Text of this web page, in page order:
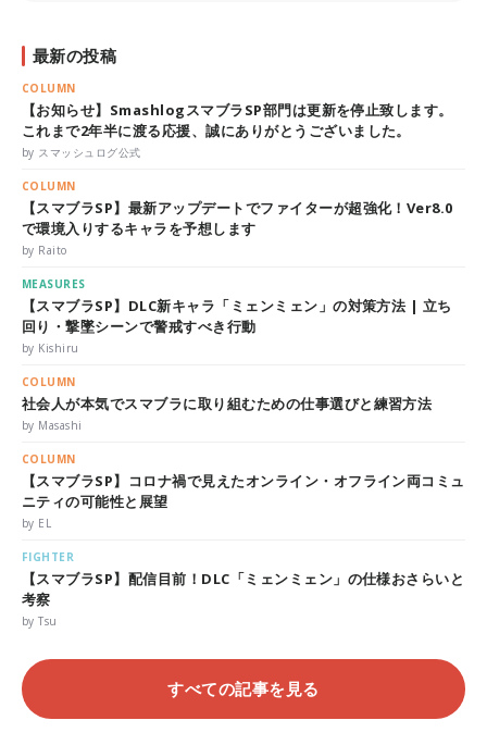
最新の投稿
COLUMN
【お知らせ】SmashlogスマブラSP部門は更新を停止致します。
これまで2年半に渡る応援、誠にありがとうございました。
by スマッシュログ公式
COLUMN
【スマブラSP】最新アップデートでファイターが超強化！Ver8.0
で環境入りするキャラを予想します
by Raito
MEASURES
【スマブラSP】DLC新キャラ「ミェンミェン」の対策方法 | 立ち
回り・撃墜シーンで警戒すべき行動
by Kishiru
COLUMN
社会人が本気でスマブラに取り組むための仕事選びと練習方法
by Masashi
COLUMN
【スマブラSP】コロナ禍で見えたオンライン・オフライン両コミュ
ニティの可能性と展望
by EL
FIGHTER
【スマブラSP】配信目前！DLC「ミェンミェン」の仕様おさらいと
考察
by Tsu
すべての記事を見る